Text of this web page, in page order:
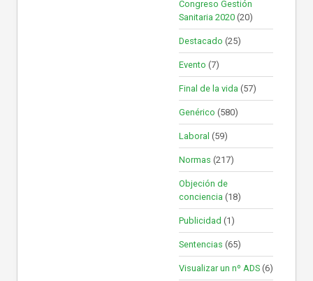
Congreso Gestión
Sanitaria 2020 (20)
Destacado (25)
Evento (7)
Final de la vida (57)
Genérico (580)
Laboral (59)
Normas (217)
Objeción de
conciencia (18)
Publicidad (1)
Sentencias (65)
Visualizar un nº ADS (6)